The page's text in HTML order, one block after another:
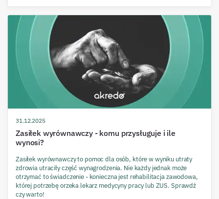
31.12.2025
Zasiłek wyrównawczy - komu przysługuje i ile
wynosi?
Zasiłek wyrównawczy to pomoc dla osób, które w wyniku utraty
zdrowia utraciły część wynagrodzenia. Nie każdy jednak może
otrzymać to świadczenie - konieczna jest rehabilitacja zawodowa,
której potrzebę orzeka lekarz medycyny pracy lub ZUS. Sprawdź
czy warto!